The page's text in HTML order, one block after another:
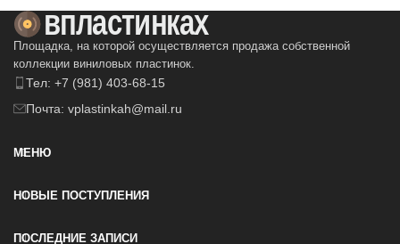
Площадка, на которой осуществляется продажа собственной
коллекции виниловых пластинок.
Тел: +7 (981) 403-68-15
Почта: vplastinkah@mail.ru
МЕНЮ
НОВЫЕ ПОСТУПЛЕНИЯ
ПОСЛЕДНИЕ ЗАПИСИ